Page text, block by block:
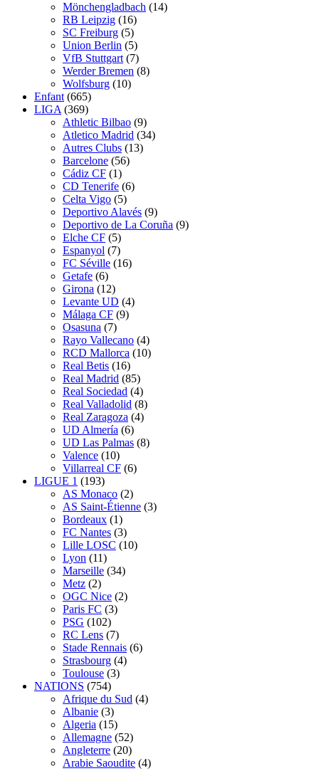
Mönchengladbach (14)
RB Leipzig (16)
SC Freiburg (5)
Union Berlin (5)
VfB Stuttgart (7)
Werder Bremen (8)
Wolfsburg (10)
Enfant (665)
LIGA (369)
Athletic Bilbao (9)
Atletico Madrid (34)
Autres Clubs (13)
Barcelone (56)
Cádiz CF (1)
CD Tenerife (6)
Celta Vigo (5)
Deportivo Alavés (9)
Deportivo de La Coruña (9)
Elche CF (5)
Espanyol (7)
FC Séville (16)
Getafe (6)
Girona (12)
Levante UD (4)
Málaga CF (9)
Osasuna (7)
Rayo Vallecano (4)
RCD Mallorca (10)
Real Betis (16)
Real Madrid (85)
Real Sociedad (4)
Real Valladolid (8)
Real Zaragoza (4)
UD Almería (6)
UD Las Palmas (8)
Valence (10)
Villarreal CF (6)
LIGUE 1 (193)
AS Monaco (2)
AS Saint-Étienne (3)
Bordeaux (1)
FC Nantes (3)
Lille LOSC (10)
Lyon (11)
Marseille (34)
Metz (2)
OGC Nice (2)
Paris FC (3)
PSG (102)
RC Lens (7)
Stade Rennais (6)
Strasbourg (4)
Toulouse (3)
NATIONS (754)
Afrique du Sud (4)
Albanie (3)
Algeria (15)
Allemagne (52)
Angleterre (20)
Arabie Saoudite (4)